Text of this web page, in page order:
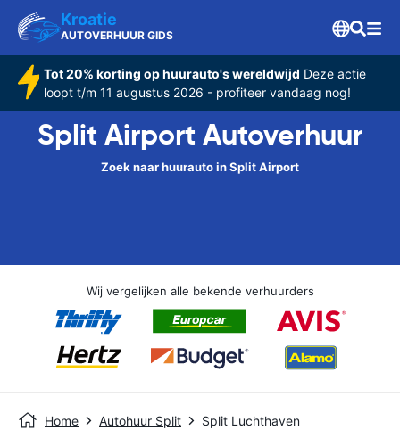
Kroatie
AUTOVERHUUR GIDS
Tot 20% korting op huurauto's wereldwijd Deze actie
loopt t/m 11 augustus 2026 - profiteer vandaag nog!
Split Airport Autoverhuur
Zoek naar huurauto in Split Airport
Wij vergelijken alle bekende verhuurders
Home Autohuur Split Split Luchthaven